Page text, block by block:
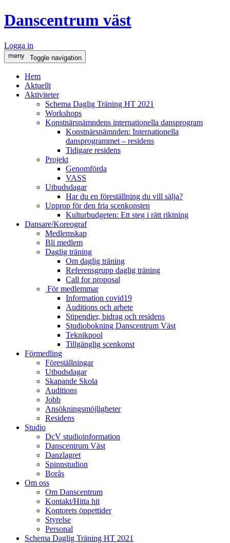
Danscentrum väst
Logga in
meny Toggle navigation
Hem
Aktuellt
Aktiviteter
Schema Daglig Träning HT 2021
Workshops
Konstnärsnämndens internationella dansprogram
Konstnärsnämnden: Internationella
dansprogrammet – residens
Tidigare residens
Projekt
Genomförda
VASS
Utbudsdagar
Har du en föreställning du vill sälja?
Upprop för den fria scenkonsten
Kulturbudgeten: Ett steg i rätt riktning
Dansare/Koreograf
Medlemskap
Bli medlem
Daglig träning
Om daglig träning
Referensgrupp daglig träning
Call for proposal
För medlemmar
Information covid19
Auditions och arbete
Stipendier, bidrag och residens
Studiobokning Danscentrum Väst
Teknikpool
Tillgänglig scenkonst
Förmedling
Föreställningar
Utbudsdagar
Skapande Skola
Auditions
Jobb
Ansökningsmöjligheter
Residens
Studio
DcV studioinformation
Danscentrum Väst
Danzlagret
Spinnstudion
Borås
Om oss
Om Danscentrum
Kontakt/Hitta hit
Kontorets öppettider
Styrelse
Personal
Schema Daglig Träning HT 2021